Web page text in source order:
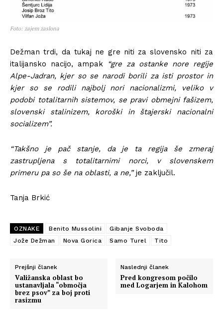
Foto: zajem zaslona
Dežman trdi, da tukaj ne gre niti za slovensko niti za
italijansko nacijo, ampak
“gre za ostanke nore regije
Alpe-Jadran, kjer so se narodi borili za isti prostor in
kjer so se rodili najbolj nori nacionalizmi, veliko v
podobi totalitarnih sistemov, se pravi obmejni fašizem,
slovenski stalinizem, koroški in štajerski nacionalni
socializem”.
“Takšno je pač stanje, da je ta regija še zmeraj
zastrupljena s totalitarnimi norci, v slovenskem
primeru pa so še na oblasti, a ne,”je zaključil.
Tanja Brkić
OZNAKE Benito Mussolini
Gibanje Svoboda
Jože Dežman
Nova Gorica Samo Turel Tito
Prejšnji članek
Valižanska oblast bo
ustanavljala “območja
brez psov” za boj proti
rasizmu
Naslednji članek
Pred kongresom počilo
med Logarjem in Kalohom